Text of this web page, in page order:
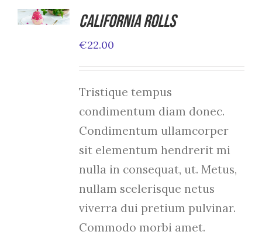
CART
California Rolls
€22.00
Tristique tempus
condimentum diam donec.
Condimentum ullamcorper
sit elementum hendrerit mi
nulla in consequat, ut. Metus,
nullam scelerisque netus
viverra dui pretium pulvinar.
Commodo morbi amet.